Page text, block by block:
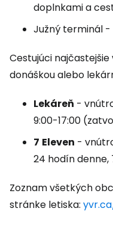
doplnkami a
Južný terminál
Cestujúci
donáškou alebo
Lekáreň -
9:00-17:00
7 Eleven -
24 hodín denne,
Zoznam všetkých
stránke letiska: